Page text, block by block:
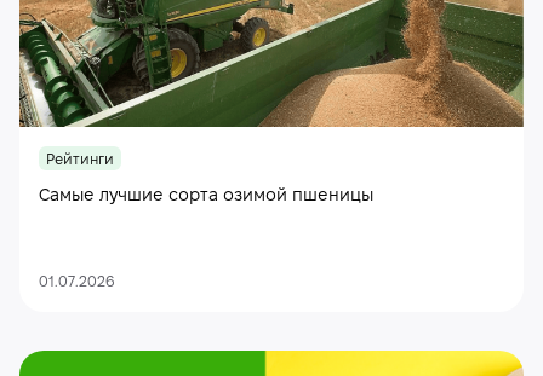
Рейтинги
Самые лучшие сорта озимой пшеницы
01.07.2026